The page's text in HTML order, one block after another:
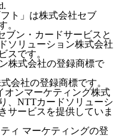
ト」は株式会社セブ
。
ブン・カードサービスと
ソリューション株式会社
スです。
株式会社の登録商標で
会社の登録商標です。
オンマーケティング株式
、NTTカードソリューシ
サービスを提供していま
ィ マーケティングの登